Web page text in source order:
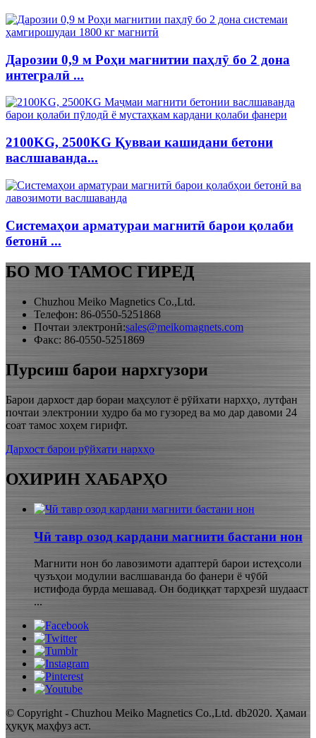
Дарозии 0,9 м Роҳи магнитии паҳлӯ бо 2 дона
интегралӣ ...
2100KG, 2500KG Қувваи кашидани бетони
васлшаванда...
Системаҳои арматураи магнитӣ барои қолаби
бетонӣ ...
БО МО ТАМОС ГИРЕД
Chuzhou Meiko Magnetics Co.,Ltd.
Телефон: 86-0550-5251868
Почтаи электронӣ:sales@meikomagnets.com
Факс: 86-0550-5251869
Пурсиш барои нархгузори
Барои дархост дар бораи маҳсулот ё рӯйхати нархҳо, лутфан
почтаи электронии худро ба мо гузоред ва мо дар давоми 24
соат тамос хоҳем гирифт.
Дархост барои рӯйхати нархҳо
ОХИРИН ХАБАРҲО
Чӣ тавр озод кардани магнити бастани нон
Магнити нон бо лавозимоти адаптерӣ барои истеҳсоли
ҷузъҳои модулии васлшаванда бо фанери ё чӯбӣ
истифода бурда мешавад. Он бодиққат тарҳрезӣ шудааст
...
© Copyright - Chuzhou Meiko Magnetics Co.,Ltd. db2020. Ҳамаи
ҳуқуқ маҳфуз аст.